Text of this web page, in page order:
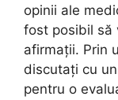
opinii ale
fost posibil să
afirmații. Prin
discutați cu
pentru o